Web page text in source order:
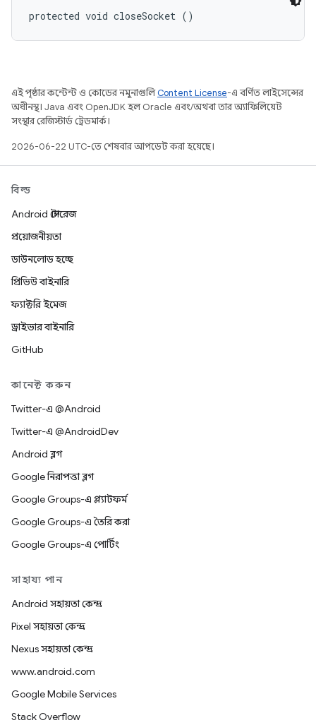
protected void closeSocket ()
এই পৃষ্ঠার কন্টেন্ট ও কোডের নমুনাগুলিContent License-এ বর্ণিত লাইসেন্সের
অধীনস্থ। Java এবং OpenJDK হল Oracle এবং/অথবা তার অ্যাফিলিয়েট
সংস্থার রেজিস্টার্ড ট্রেডমার্ক।
2026-06-22 UTC-তে শেষবার আপডেট করা হয়েছে।
বিল্ড
Android স্টোরেজ
প্রয়োজনীয়তা
ডাউনলোড হচ্ছে
প্রিভিউ বাইনারি
ফ্যাক্টরি ইমেজ
ড্রাইভার বাইনারি
GitHub
কানেক্ট করুন
Twitter-এ @Android
Twitter-এ @AndroidDev
Android ব্লগ
Google নিরাপত্তা ব্লগ
Google Groups-এ প্ল্যাটফর্ম
Google Groups-এ তৈরি করা
Google Groups-এ পোর্টিং
সাহায্য পান
Android সহায়তা কেন্দ্র
Pixel সহায়তা কেন্দ্র
Nexus সহায়তা কেন্দ্র
www.android.com
Google Mobile Services
Stack Overflow